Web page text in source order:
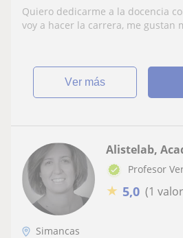
Quiero dedicarme a la docencia
voy a hacer la carrera, me gustan
ver más
Alistelab,
Profesor
★ 5,0 (1
Simancas